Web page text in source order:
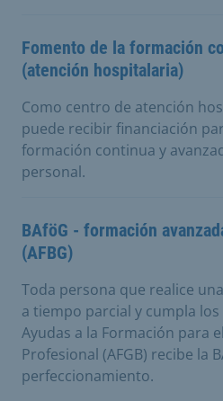
Fomento de la formación
(atención hospitalaria)
Como centro de atención
puede recibir financiación
formación continua y
personal.
BAföG - formación
(AFBG)
Toda persona que realice
a tiempo parcial y cumpla
Ayudas a la Formación para
Profesional (AFGB) recibe la
perfeccionamiento.